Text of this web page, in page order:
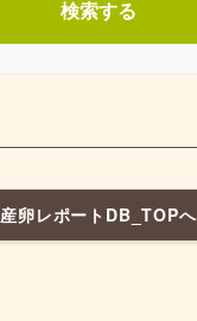
検索する
産卵レポートDB_TOPへ